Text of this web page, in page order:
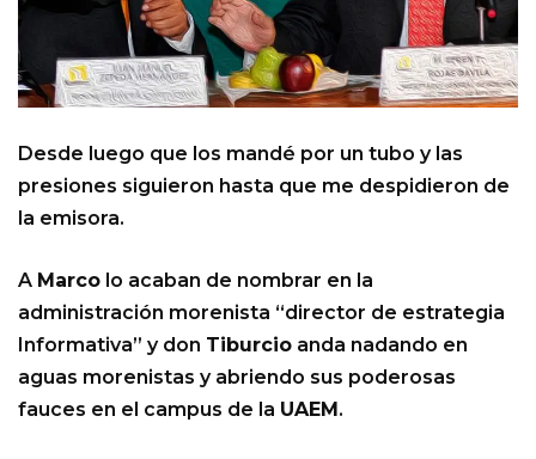
Desde luego que los mandé por un tubo y las
presiones siguieron hasta que me despidieron de
la emisora.
A Marco lo acaban de nombrar en la
administración morenista “director de estrategia
Informativa” y don Tiburcio anda nadando en
aguas morenistas y abriendo sus poderosas
fauces en el campus de la UAEM.